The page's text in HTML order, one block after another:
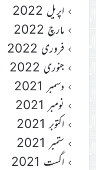
اپریل 2022
مارچ 2022
فروری 2022
جنوری 2022
دسمبر 2021
نومبر 2021
اکتوبر 2021
ستمبر 2021
اگست 2021